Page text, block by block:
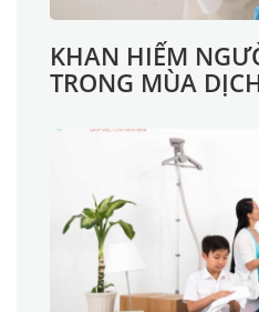
KHAN HIẾM
TRONG MÙA